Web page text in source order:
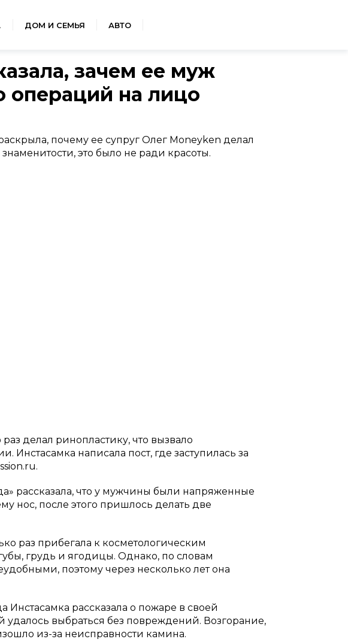
ДОМ И СЕМЬЯ АВТО
зачем ее муж
операций на лицо
почему ее супруг Олег Moneyken делал
это было не ради красоты.
делал ринопластику, что вызвало
Инстасамка написала пост, где заступилась за
рассказала, что у мужчины были напряженные
нос, после этого пришлось делать две
раз прибегала к косметологическим
грудь и ягодицы. Однако, по словам
поэтому через несколько лет она
Инстасамка рассказала о пожаре в своей
удалось выбраться без повреждений. Возгорание,
из-за неисправности камина.